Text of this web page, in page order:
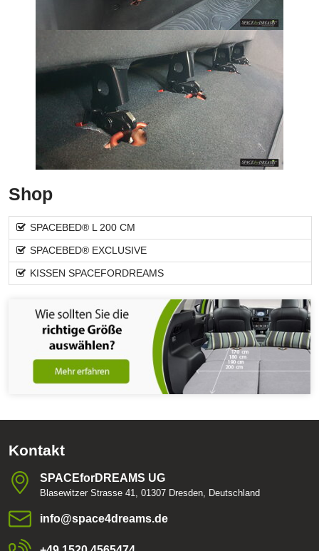
Shop
SPACEBED® L 200 CM
SPACEBED® EXCLUSIVE
KISSEN SPACEFORDREAMS
Kontakt
SPACEforDREAMS UG
Blasewitzer Strasse 41, 01307 Dresden, Deutschland
info​@space4dreams​.de